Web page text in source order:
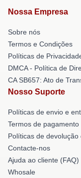
Nossa Empresa
Sobre nós
Termos e Condições
Políticas de
DMCA - Política de
CA SB657: Ato de
Nosso Suporte
Políticas de envio e
Termos de pagamento
Políticas de devolução
Contacte-nos
Ajuda ao cliente (FAQ)
Whosale